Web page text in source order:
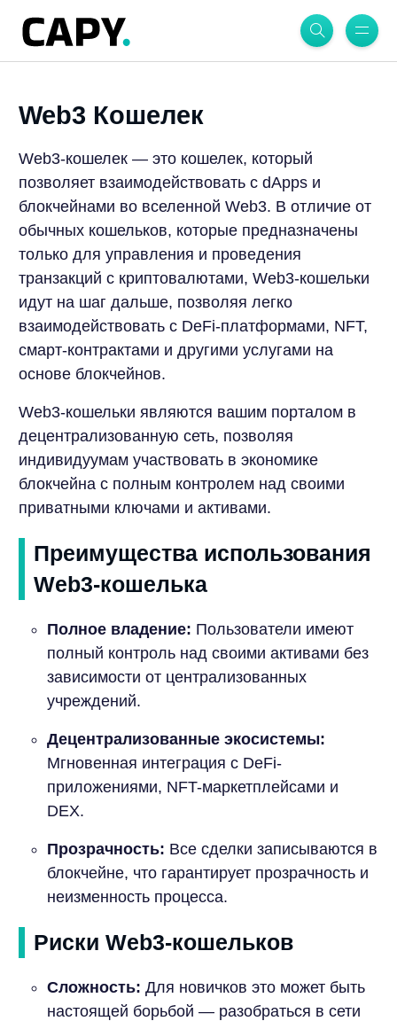
Web3 Кошелек
Web3-кошелек — это кошелек, который
позволяет взаимодействовать с dApps и
блокчейнами во вселенной Web3. В отличие от
обычных кошельков, которые предназначены
только для управления и проведения
транзакций с криптовалютами, Web3-кошельки
идут на шаг дальше, позволяя легко
взаимодействовать с DeFi-платформами, NFT,
смарт-контрактами и другими услугами на
основе блокчейнов.
Web3-кошельки являются вашим порталом в
децентрализованную сеть, позволяя
индивидуумам участвовать в экономике
блокчейна с полным контролем над своими
приватными ключами и активами.
Преимущества использования
Web3-кошелька
Полное владение: Пользователи имеют
полный контроль над своими активами без
зависимости от централизованных
учреждений.
Децентрализованные экосистемы:
Мгновенная интеграция с DeFi-
приложениями, NFT-маркетплейсами и
DEX.
Прозрачность: Все сделки записываются в
блокчейне, что гарантирует прозрачность и
неизменность процесса.
Риски Web3-кошельков
Сложность: Для новичков это может быть
настоящей борьбой — разобраться в сети